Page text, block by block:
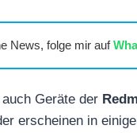
News, folge mir auf
Geräte der
erscheinen in